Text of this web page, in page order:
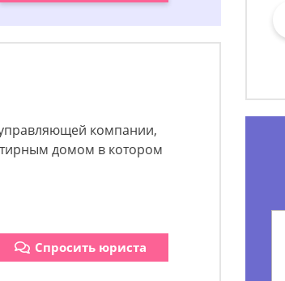
компании,
домом в котором
Спросить юриста